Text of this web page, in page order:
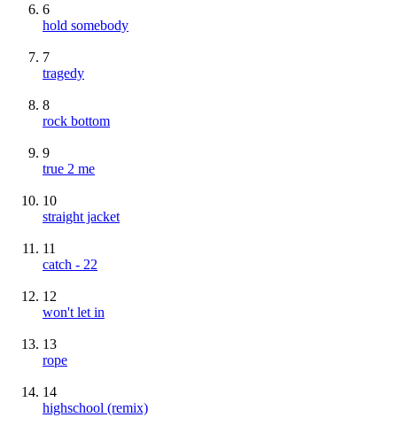
6
hold somebody
7
tragedy
8
rock bottom
9
true 2 me
10
straight jacket
11
catch - 22
12
won't let in
13
rope
14
highschool (remix)